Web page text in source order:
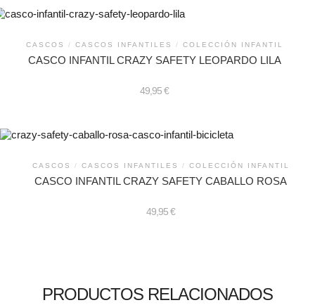
CASCOS / CASCOS INFANTILES / COLECCIÓN INFANTIL
CASCO INFANTIL CRAZY SAFETY LEOPARDO LILA
49,95€
CASCOS / CASCOS INFANTILES / COLECCIÓN INFANTIL
CASCO INFANTIL CRAZY SAFETY CABALLO ROSA
49,95€
PRODUCTOS RELACIONADOS